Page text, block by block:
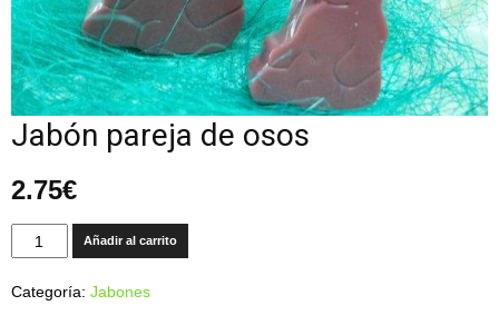
Jabón pareja de osos
2.75€
Jabón
pareja
Añadir al carrito
Categoría: Jabones